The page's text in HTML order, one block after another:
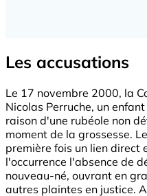
Les accusations
Le 17 novembre 2000, la
Nicolas Perruche, un
raison d'une rubéole non
moment de la grossesse.
première fois un lien direct
l'occurrence l'absence de
nouveau-né, ouvrant en
autres plaintes en justice.